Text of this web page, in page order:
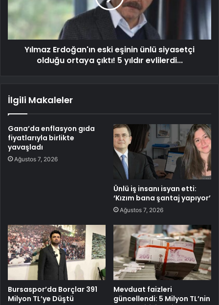
Yılmaz Erdoğan'ın eski eşinin ünlü siyasetçi
olduğu ortaya çıktı! 5 yıldır evlilerdi...
İlgili Makaleler
Gana’da enflasyon gıda
fiyatlarıyla birlikte
yavaşladı
Ağustos 7, 2026
Ünlü iş insanı isyan etti:
‘Kızım bana şantaj yapıyor’
Ağustos 7, 2026
Bursaspor’da Borçlar 391
Milyon TL’ye Düştü
Mevduat faizleri
güncellendi: 5 Milyon TL’nin